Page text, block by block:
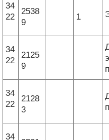
34
22
2538
9
1
34
22
2125
9
34
22
2128
3
34